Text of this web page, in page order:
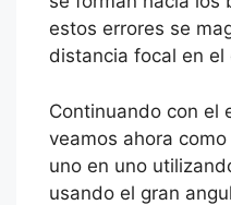
estos errores se
distancia focal en el
Continuando con el
veamos ahora
uno en uno
usando el gran